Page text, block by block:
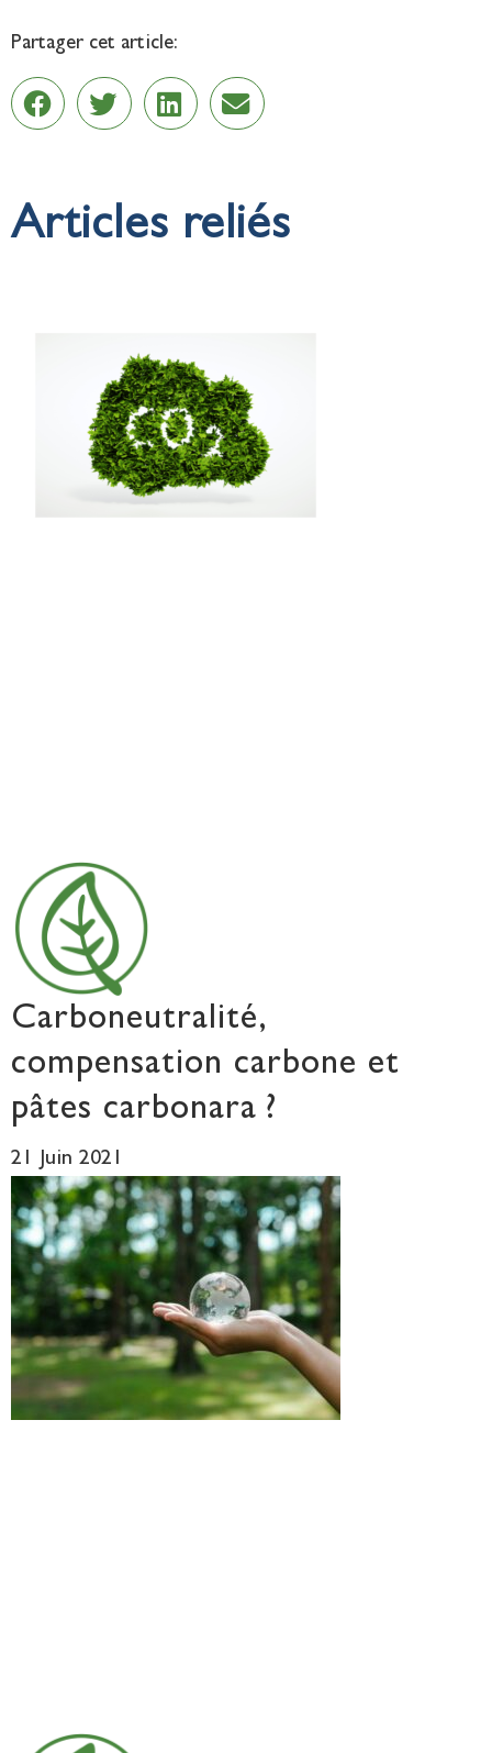
Partager cet article:
Articles reliés
Carboneutralité,
compensation carbone et
pâtes carbonara ?
21 Juin 2021